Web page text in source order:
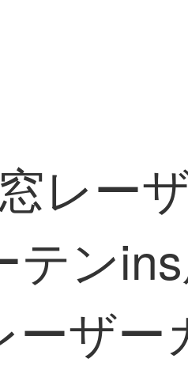
レー
ン
ザ